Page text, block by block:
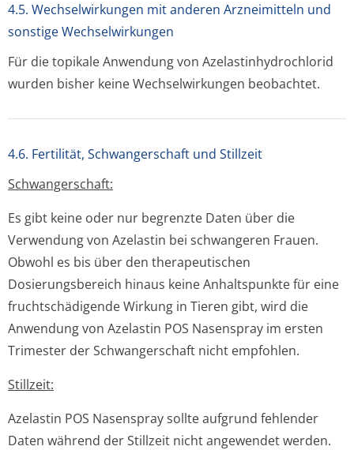
4.5. Wechselwirkungen mit anderen Arzneimitteln und
sonstige Wechselwirkungen
Für die topikale Anwendung von Azelastinhydrochlo­rid
wurden bisher keine Wechselwirkungen beobachtet.
4.6. Fertilität, Schwangerschaft und Stillzeit
Schwangerschaft:
Es gibt keine oder nur begrenzte Daten über die
Verwendung von Azelastin bei schwangeren Frauen.
Obwohl es bis über den therapeutischen
Dosierungsbereich hinaus keine Anhaltspunkte für eine
fruchtschädigende Wirkung in Tieren gibt, wird die
Anwendung von Azelastin POS Nasenspray im ersten
Trimester der Schwangerschaft nicht empfohlen.
Stillzeit:
Azelastin POS Nasenspray sollte aufgrund fehlender
Daten während der Stillzeit nicht angewendet werden.